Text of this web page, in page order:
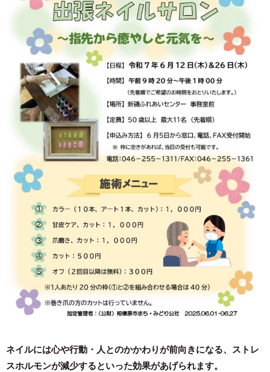
ネイルには心や行動・人とのかかわりが前向きになる、ストレ
スホルモンが減少するといった効果があげられます。